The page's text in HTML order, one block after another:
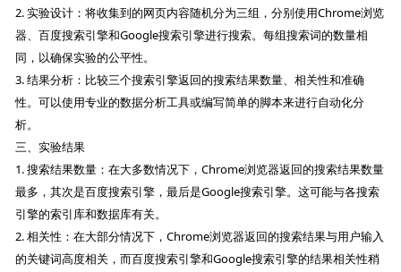
2. 实验设计：将收集到的网页内容随机分为三组，分别使用Chrome浏览
器、百度搜索引擎和Google搜索引擎进行搜索。每组搜索词的数量相
同，以确保实验的公平性。
3. 结果分析：比较三个搜索引擎返回的搜索结果数量、相关性和准确
性。可以使用专业的数据分析工具或编写简单的脚本来进行自动化分
析。
三、实验结果
1. 搜索结果数量：在大多数情况下，Chrome浏览器返回的搜索结果数量
最多，其次是百度搜索引擎，最后是Google搜索引擎。这可能与各搜索
引擎的索引库和数据库有关。
2. 相关性：在大部分情况下，Chrome浏览器返回的搜索结果与用户输入
的关键词高度相关，而百度搜索引擎和Google搜索引擎的结果相关性稍